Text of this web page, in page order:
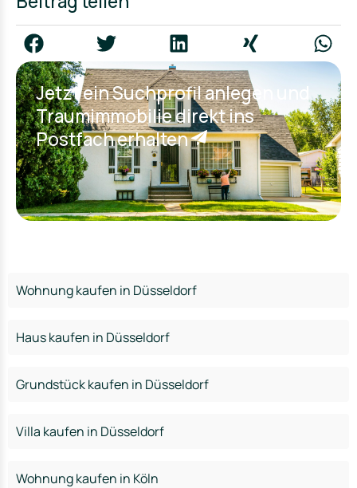
Jetzt ein Suchprofil anlegen und
Traumimmobilie direkt ins
Postfach erhalten
Wohnung kaufen in Düsseldorf
Haus kaufen in Düsseldorf
Grundstück kaufen in Düsseldorf
Villa kaufen in Düsseldorf
Wohnung kaufen in Köln